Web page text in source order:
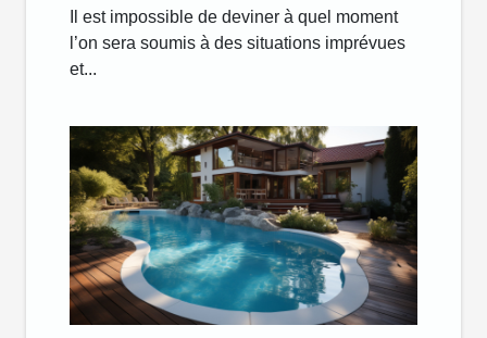
Il est impossible de deviner à quel moment
l’on sera soumis à des situations imprévues
et...